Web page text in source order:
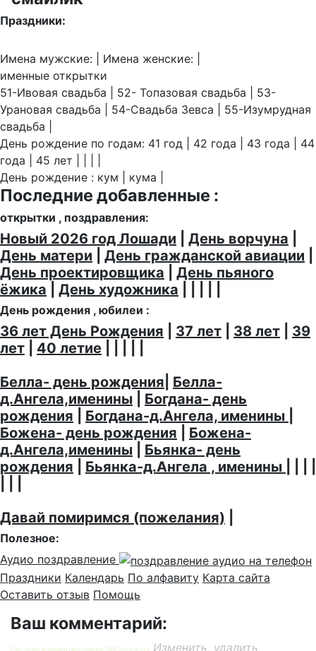
Праздники:
Имена мужские: | Имена женские: |
именные открытки
51-Ивовая свадьба | 52- Топазовая свадьба | 53-
Урановая свадьба | 54-Свадьба Зевса | 55-Изумрудная
свадьба |
День рождение по годам: 41 год | 42 года | 43 года | 44
года | 45 лет | | | |
День рождение : кум | кума |
Последние добавленные :
открытки , поздравления:
Новый 2026 год Лошади День ворчуна
День матери
День гражданской авиации
День проектировщика
День пьяного
ёжика
День художника
День рождения , юбилеи :
36 лет День Рождения 37 лет 38 лет
39
лет
40 летие
Белла- день рождения Белла-
д.Ангела,именины
Богдана- день
рождения
Богдана-д.Ангела, именины
Божена- день рождения
Божена-
д.Ангела,именины
Бьянка- день
рождения
Бьянка-д.Ангела , именины
Давай помиримся (пожелания)
Полезное:
Аудио поздравление
Праздники Календарь По алфавиту Карта сайта
Оставить отзыв Помощь
Ваш комментарий:
Система комментирования SigComments Изменить, удалить